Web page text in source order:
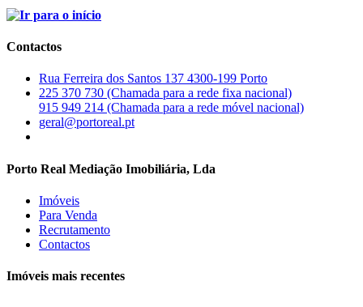
Contactos
Rua Ferreira dos Santos 137 4300-199 Porto
225 370 730 (Chamada para a rede fixa nacional)
915 949 214 (Chamada para a rede móvel nacional)
geral@portoreal.pt
Porto Real Mediação Imobiliária, Lda
Imóveis
Para Venda
Recrutamento
Contactos
Imóveis mais recentes